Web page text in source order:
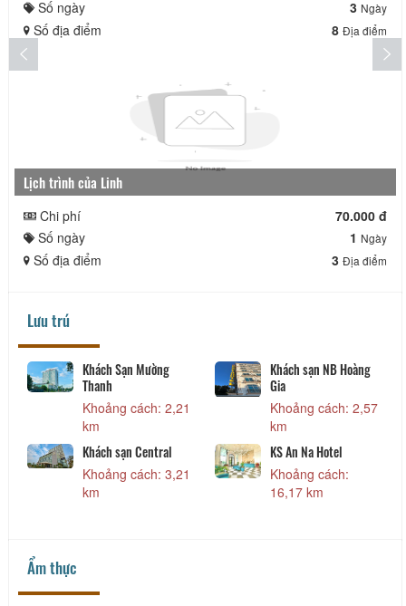
Số ngày
3 Ngày
Số địa điểm 8 Địa điểm
Lịch trình của Linh
Chi phí
70.000 đ
Số ngày
1 Ngày
Số địa điểm 3 Địa điểm
Lưu trú
Khách Sạn Mường
Thanh
Khoảng cách: 2,21
km
Khách sạn NB Hoàng
Gia
Khoảng cách: 2,57
km
Khách sạn Central
Khoảng cách: 3,21
km
KS An Na Hotel
Khoảng cách:
16,17 km
Ẩm thực